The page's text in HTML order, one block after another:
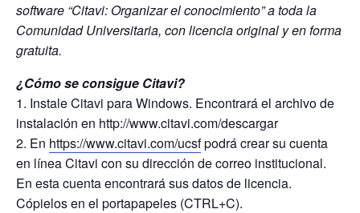
software “Citavi: Organizar el conocimiento” a toda la
Comunidad Universitaria, con licencia original y en forma
gratuita.
¿Cómo se consigue Citavi?
1. Instale Citavi para Windows. Encontrará el archivo de
instalación en http://www.citavi.com/descargar
2. En https://www.citavi.com/ucsfpodrá crear su cuenta
en línea Citavi con su dirección de correo institucional.
En esta cuenta encontrará sus datos de licencia.
Cópielos en el portapapeles (CTRL+C).